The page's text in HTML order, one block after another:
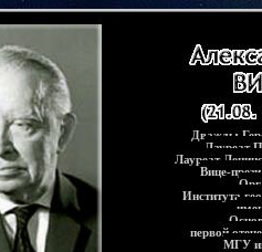
Дважды
Лауреат
Лауреат
Вице-
Института
первой
МГУ